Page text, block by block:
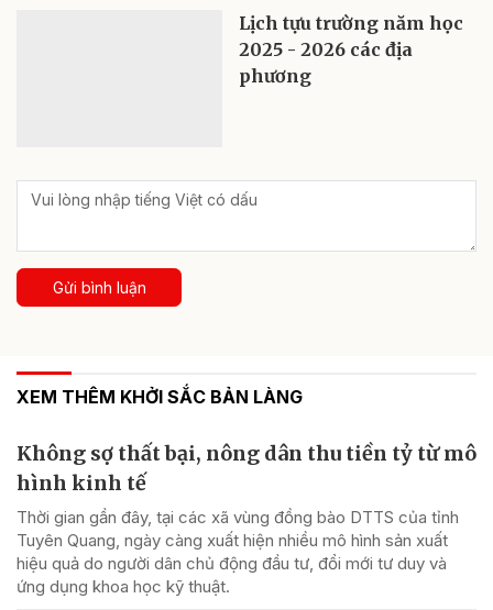
Lịch tựu trường năm học
2025 - 2026 các địa
phương
Gửi bình luận
XEM THÊM KHỞI SẮC BẢN LÀNG
Không sợ thất bại, nông dân thu tiền tỷ từ mô
hình kinh tế
Thời gian gần đây, tại các xã vùng đồng bào DTTS của tỉnh
Tuyên Quang, ngày càng xuất hiện nhiều mô hình sản xuất
hiệu quả do người dân chủ động đầu tư, đổi mới tư duy và
ứng dụng khoa học kỹ thuật.